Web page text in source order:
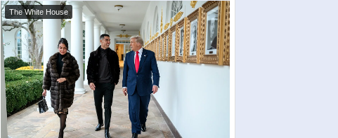
The White House